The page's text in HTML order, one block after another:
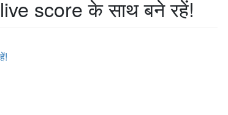
score के साथ बने रहें!